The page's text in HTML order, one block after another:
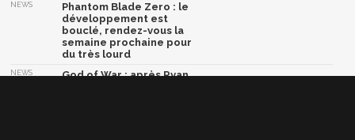
NEWS
Phantom Blade Zero : le
développement est
bouclé, rendez-vous la
semaine prochaine pour
du très lourd
NEWS
God of War : après Ryan